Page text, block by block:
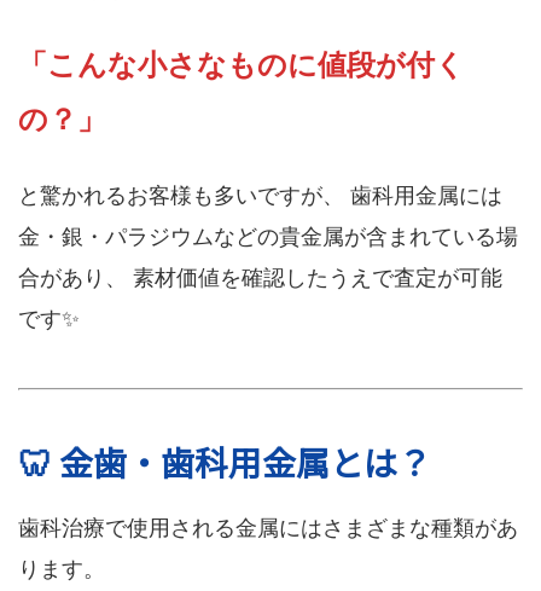
「こんな小さなものに値段が付く
の？」
と驚かれるお客様も多いですが、 歯科用金属には
金・銀・パラジウムなどの貴金属が含まれている場
合があり、 素材価値を確認したうえで査定が可能
です✨
🦷 金歯・歯科用金属とは？
歯科治療で使用される金属にはさまざまな種類があ
ります。